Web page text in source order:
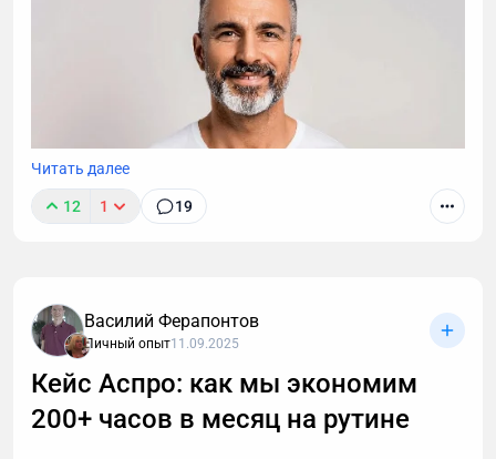
После 40 лет привычные методы тренировок для
Читать далее
12 1 19
Василий Ферапонтов
Личный опыт11.09.2025
Кейс Аспро: как мы экономим
200+ часов в месяц на рутине